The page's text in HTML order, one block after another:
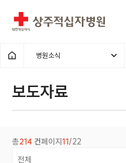
상주적십자병원
홈으로
병원소식
보도자료
총214 건페이지 11/22